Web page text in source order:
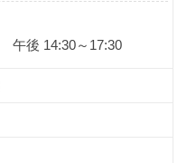
午後 14:30～17:30